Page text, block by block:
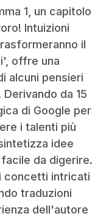
1, un capitolo
Intuizioni
il
offre una
alcuni pensieri
da 15
di Google per
i talenti più
idee
da digerire.
concetti intricati
traduzioni
dell'autore